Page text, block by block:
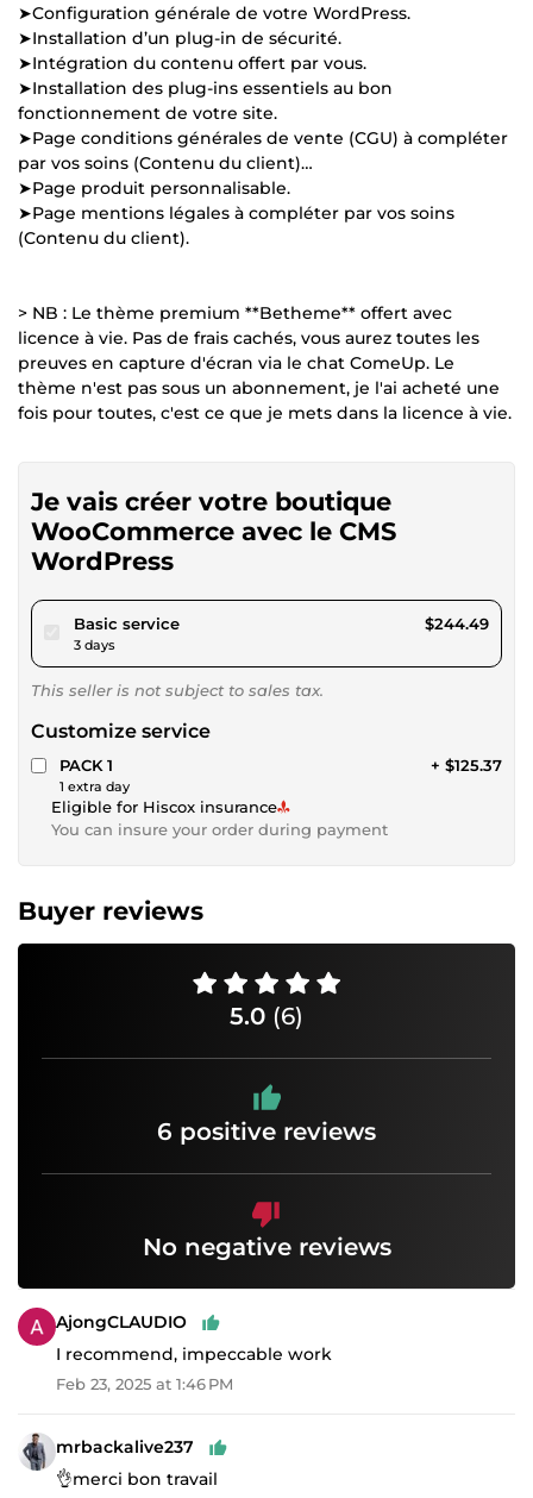
➤Configuration générale de votre WordPress.
➤Installation d’un plug-in de sécurité.
➤Intégration du contenu offert par vous.
➤Installation des plug-ins essentiels au bon
fonctionnement de votre site.
➤Page conditions générales de vente (CGU) à compléter
par vos soins (Contenu du client)…
➤Page produit personnalisable.
➤Page mentions légales à compléter par vos soins
(Contenu du client).
> NB : Le thème premium **Betheme** offert avec
licence à vie. Pas de frais cachés, vous aurez toutes les
preuves en capture d'écran via le chat ComeUp. Le
thème n'est pas sous un abonnement, je l'ai acheté une
fois pour toutes, c'est ce que je mets dans la licence à vie.
Je vais créer votre boutique
WooCommerce avec le CMS
WordPress
Basic servicepour $225.33
3 days
$244.49
This seller is not subject to sales tax.
Customize service
PACK 1
1 extra day
+ $125.37
Eligible for Hiscox insurance
You can insure your order during payment
Buyer reviews
5.0 (6)
6 positive reviews
No negative reviews
AjongCLAUDIO
I recommend, impeccable work
Feb 23, 2025 at 1:46 PM
mrbackalive237
👌merci bon travail